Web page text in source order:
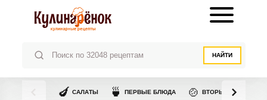
НАЙТИ
🍆 САЛАТЫ 🍵 ПЕРВЫЕ БЛЮДА 🍲 ВТОРЫЕ БЛЮДА